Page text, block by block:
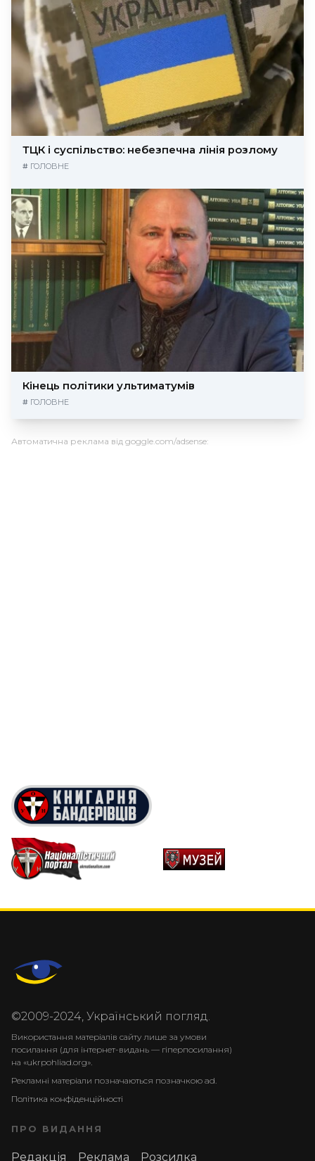
ТЦК і суспільство: небезпечна лінія розлому
# ГОЛОВНЕ
Кінець політики ультиматумів
# ГОЛОВНЕ
Автоматична реклама від goggle.com/adsense:
©2009-2024, Український погляд.
Використання матеріалів сайту лише за умови
посилання (для інтернет-видань — гіперпосилання)
на «ukrpohliad.org».
Рекламні матеріали позначаються позначкою ad.
Політика конфіденційності
ПРО ВИДАННЯ
Редакція Реклама Розсилка